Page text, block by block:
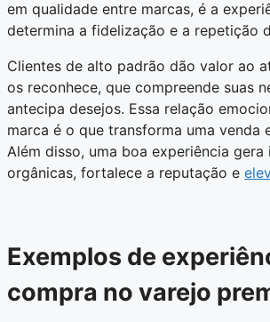
em qualidade entre marcas, é a
determina a fidelização e a repetição
Clientes de alto padrão dão valor ao
os reconhece, que compreende suas
antecipa desejos. Essa relação
marca é o que transforma uma venda
Além disso, uma boa experiência gera
orgânicas, fortalece a reputação e
Exemplos de
compra no varejo